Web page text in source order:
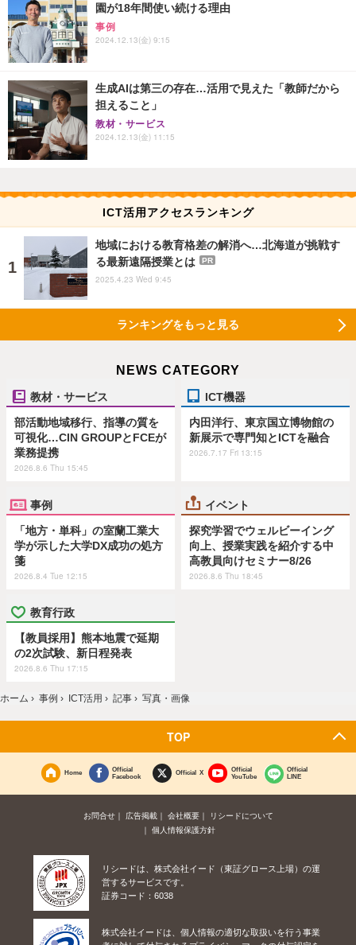
園が18年間使い続ける理由
事例
2024.12.13(金) 9:15
生成AIは第三の存在…活用で見えた「教師だから
担えること」
教材・サービス
2024.12.13(金) 11:15
ICT活用アクセスランキング
地域における教育格差の解消へ…北海道が挑戦す
る最新遠隔授業とは
PR
2025.4.23 Wed 9:45
ランキングをもっと見る
NEWS CATEGORY
教材・サービス
部活動地域移行、指導の質を
可視化…CIN GROUPとFCEが
業務提携
2026.8.6 Thu 15:45
ICT機器
内田洋行、東京国立博物館の
新展示で専門知とICTを融合
2026.7.17 Fri 13:15
事例
「地方・単科」の室蘭工業大
学が示した大学DX成功の処方
箋
2026.8.4 Tue 12:15
イベント
探究学習でウェルビーイング
向上、授業実践を紹介する中
高教員向けセミナー8/26
2026.8.6 Thu 18:45
教育行政
【教員採用】熊本地震で延期
の2次試験、新日程発表
2026.8.6 Thu 17:15
ホーム › 事例 › ICT活用 › 記事 › 写真・画像
TOP
Home
Official
Facebook
Official X
Official
YouTube
Official
LINE
お問合せ 広告掲載 会社概要
リシードについて
個人情報保護方針
リシードは、株式会社イード（東証グロース上場）の運
営するサービスです。
証券コード：6038
株式会社イードは、個人情報の適切な取扱いを行う事業